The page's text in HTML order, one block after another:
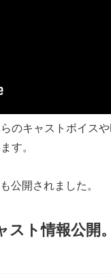
のキャストボイス
す。
公開されました。
ト情報公開。